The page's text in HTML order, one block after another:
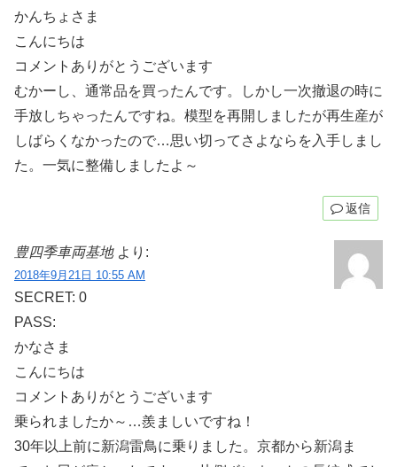
かんちょさま
こんにちは
コメントありがとうございます
むかーし、通常品を買ったんです。しかし一次撤退の時に
手放しちゃったんですね。模型を再開しましたが再生産が
しばらくなかったので…思い切ってさよならを入手しまし
た。一気に整備しましたよ～
返信
豊四季車両基地 より:
2018年9月21日 10:55 AM
SECRET: 0
PASS:
かなさま
こんにちは
コメントありがとうございます
乗られましたか～…羨ましいですね！
30年以上前に新潟雷鳥に乗りました。京都から新潟ま